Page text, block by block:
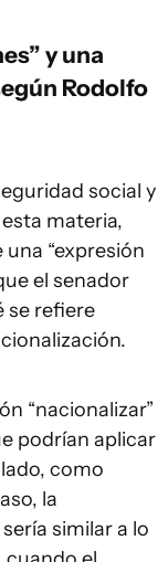
y una
Rodolfo
social y
materia,
una “expresión
el senador
se refiere
“nacionalizar”
podrían aplicar
como
la
similar a lo